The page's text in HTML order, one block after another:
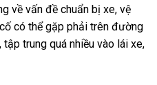
về vấn đề chuẩn bị xe, vệ
có thể gặp phải trên đường
trung quá nhiều vào lái xe,